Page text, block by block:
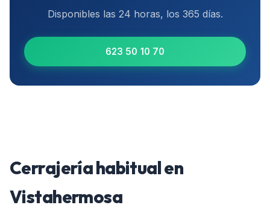
Disponibles las 24 horas, los 365 días.
623 50 10 70
Cerrajería habitual en
Vistahermosa